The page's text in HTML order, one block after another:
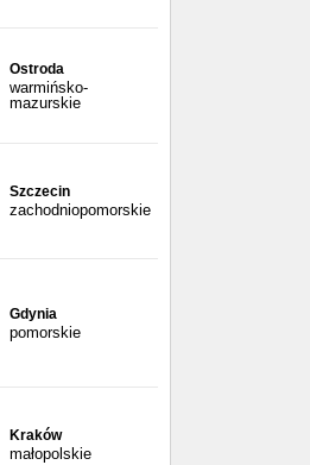
Ostroda
warmińsko-
mazurskie
Szczecin
zachodniopomorskie
Gdynia
pomorskie
Kraków
małopolskie